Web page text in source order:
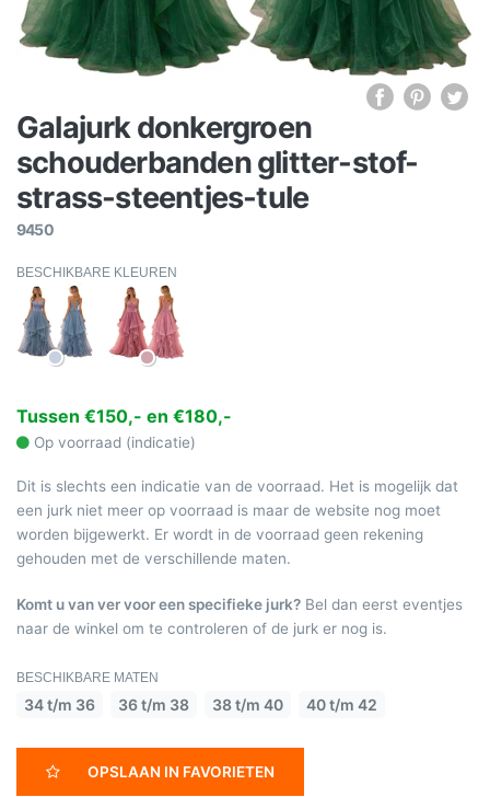
Galajurk donkergroen
schouderbanden glitter-stof-
strass-steentjes-tule
9450
BESCHIKBARE KLEUREN
Tussen €150,- en €180,-
Op voorraad (indicatie)
Dit is slechts een indicatie van de voorraad. Het is mogelijk dat
een jurk niet meer op voorraad is maar de website nog moet
worden bijgewerkt. Er wordt in de voorraad geen rekening
gehouden met de verschillende maten.
Komt u van ver voor een specifieke jurk? Bel dan eerst eventjes
naar de winkel om te controleren of de jurk er nog is.
BESCHIKBARE MATEN
34 t/m 36 36 t/m 38 38 t/m 40 40 t/m 42
OPSLAAN IN FAVORIETEN